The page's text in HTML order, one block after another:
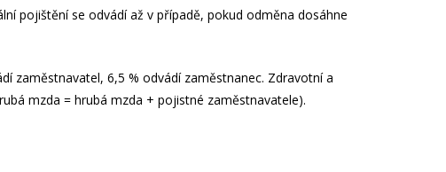
pojištění se odvádí až v případě, pokud odměna dosáhne
zaměstnavatel, 6,5 % odvádí zaměstnanec. Zdravotní a
mzda = hrubá mzda + pojistné zaměstnavatele).